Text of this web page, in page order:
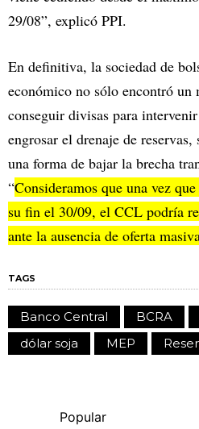
29/08”, explicó PPI.
En definitiva, la sociedad de
económico no sólo encontró un
conseguir divisas para
engrosar el drenaje de
una forma de bajar la brecha
“Consideramos que una vez
su fin el 30/09, el CCL podría
ante la ausencia de oferta
TAGS
Banco Central BCRA
dólar soja
MEP
Popular